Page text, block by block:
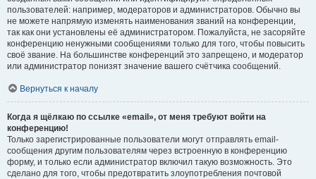
пользователей: например, модераторов и администраторов. Обычно вы
не можете напрямую изменять наименования званий на конференции,
так как они установлены её администратором. Пожалуйста, не засоряйте
конференцию ненужными сообщениями только для того, чтобы повысить
своё звание. На большинстве конференций это запрещено, и модератор
или администратор понизят значение вашего счётчика сообщений.
Вернуться к началу
Когда я щёлкаю по ссылке «email», от меня требуют войти на
конференцию!
Только зарегистрированные пользователи могут отправлять email-
сообщения другим пользователям через встроенную в конференцию
форму, и только если администратор включил такую возможность. Это
сделано для того, чтобы предотвратить злоупотребления почтовой